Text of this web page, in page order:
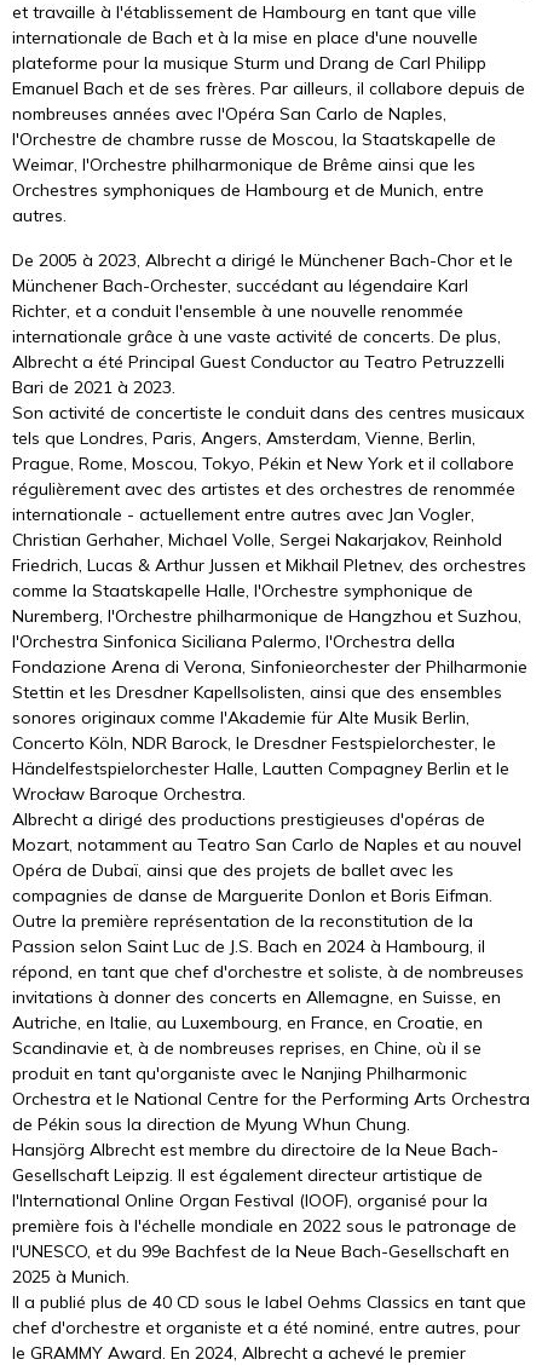
et travaille à l'établissement de Hambourg en tant que ville
internationale de Bach et à la mise en place d'une nouvelle
plateforme pour la musique Sturm und Drang de Carl Philipp
Emanuel Bach et de ses frères. Par ailleurs, il collabore depuis de
nombreuses années avec l'Opéra San Carlo de Naples,
l'Orchestre de chambre russe de Moscou, la Staatskapelle de
Weimar, l'Orchestre philharmonique de Brême ainsi que les
Orchestres symphoniques de Hambourg et de Munich, entre
autres.
De 2005 à 2023, Albrecht a dirigé le Münchener Bach-Chor et le
Münchener Bach-Orchester, succédant au légendaire Karl
Richter, et a conduit l'ensemble à une nouvelle renommée
internationale grâce à une vaste activité de concerts. De plus,
Albrecht a été Principal Guest Conductor au Teatro Petruzzelli
Bari de 2021 à 2023.
Son activité de concertiste le conduit dans des centres musicaux
tels que Londres, Paris, Angers, Amsterdam, Vienne, Berlin,
Prague, Rome, Moscou, Tokyo, Pékin et New York et il collabore
régulièrement avec des artistes et des orchestres de renommée
internationale - actuellement entre autres avec Jan Vogler,
Christian Gerhaher, Michael Volle, Sergei Nakarjakov, Reinhold
Friedrich, Lucas & Arthur Jussen et Mikhail Pletnev, des orchestres
comme la Staatskapelle Halle, l'Orchestre symphonique de
Nuremberg, l'Orchestre philharmonique de Hangzhou et Suzhou,
l'Orchestra Sinfonica Siciliana Palermo, l'Orchestra della
Fondazione Arena di Verona, Sinfonieorchester der Philharmonie
Stettin et les Dresdner Kapellsolisten, ainsi que des ensembles
sonores originaux comme l'Akademie für Alte Musik Berlin,
Concerto Köln, NDR Barock, le Dresdner Festspielorchester, le
Händelfestspielorchester Halle, Lautten Compagney Berlin et le
Wrocław Baroque Orchestra.
Albrecht a dirigé des productions prestigieuses d'opéras de
Mozart, notamment au Teatro San Carlo de Naples et au nouvel
Opéra de Dubaï, ainsi que des projets de ballet avec les
compagnies de danse de Marguerite Donlon et Boris Eifman.
Outre la première représentation de la reconstitution de la
Passion selon Saint Luc de J.S. Bach en 2024 à Hambourg, il
répond, en tant que chef d'orchestre et soliste, à de nombreuses
invitations à donner des concerts en Allemagne, en Suisse, en
Autriche, en Italie, au Luxembourg, en France, en Croatie, en
Scandinavie et, à de nombreuses reprises, en Chine, où il se
produit en tant qu'organiste avec le Nanjing Philharmonic
Orchestra et le National Centre for the Performing Arts Orchestra
de Pékin sous la direction de Myung Whun Chung.
Hansjörg Albrecht est membre du directoire de la Neue Bach-
Gesellschaft Leipzig. Il est également directeur artistique de
l'International Online Organ Festival (IOOF), organisé pour la
première fois à l'échelle mondiale en 2022 sous le patronage de
l'UNESCO, et du 99e Bachfest de la Neue Bach-Gesellschaft en
2025 à Munich.
Il a publié plus de 40 CD sous le label Oehms Classics en tant que
chef d'orchestre et organiste et a été nominé, entre autres, pour
le GRAMMY Award. En 2024, Albrecht a achevé le premier